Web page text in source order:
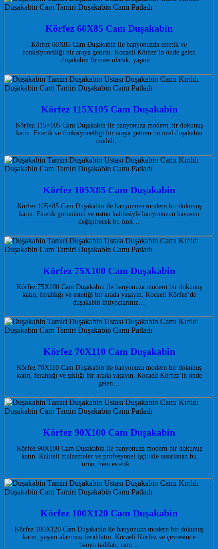
Körfez 60X85 Cam Duşakabin
Körfez 60X85 Cam Duşakabin ile banyonuzda estetik ve
fonksiyonelliği bir araya getirin. Kocaeli Körfez’in önde gelen
duşakabin firması olarak, yaşam…
Körfez 115X105 Cam Duşakabin
Körfez 115×105 Cam Duşakabin ile banyonuza modern bir dokunuş
katın. Estetik ve fonksiyonelliği bir araya getiren bu özel duşakabin
modeli,…
Körfez 105X85 Cam Duşakabin
Körfez 105×85 Cam Duşakabin ile banyonuza modern bir dokunuş
katın. Estetik görünümü ve üstün kalitesiyle banyonuzun havasını
değiştirecek bu özel…
Körfez 75X100 Cam Duşakabin
Körfez 75X100 Cam Duşakabin ile banyonuza modern bir dokunuş
katın, ferahlığı ve estetiği bir arada yaşayın. Kocaeli Körfez’de
duşakabin ihtiyaçlarınız…
Körfez 70X110 Cam Duşakabin
Körfez 70X110 Cam Duşakabin ile banyonuza modern bir dokunuş
katın, ferahlığı ve şıklığı bir arada yaşayın. Kocaeli Körfez’in önde
gelen…
Körfez 90X100 Cam Duşakabin
Körfez 90X100 Cam Duşakabin ile banyonuza modern bir dokunuş
katın. Kaliteli malzemeler ve profesyonel işçilikle tasarlanan bu
ürün, hem estetik…
Körfez 100X120 Cam Duşakabin
Körfez 100X120 Cam Duşakabin ile banyonuza modern bir dokunuş
katın, yaşam alanınızı ferahlatın. Kocaeli Körfez ve çevresinde
banyo tadilatı, cam…